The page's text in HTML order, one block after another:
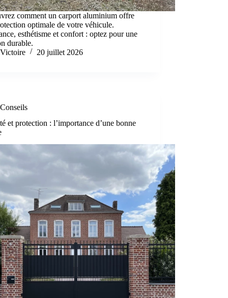
comment un carport aluminium offre
optimale de votre véhicule.
esthétisme et confort : optez pour une
durable.
Victoire
20 juillet 2026
Conseils
et protection : l’importance d’une bonne